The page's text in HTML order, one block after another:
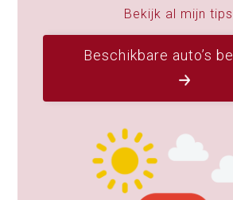
Bekijk al mijn tips
Beschikbare auto’s